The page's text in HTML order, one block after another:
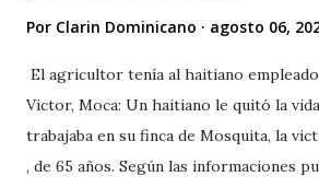
Por Clarin Dominicano agosto 06,
El agricultor tenía al haitiano empleado
Victor, Moca: Un haitiano le quitó la
trabajaba en su finca de Mosquita, la
, de 65 años. Según las informaciones